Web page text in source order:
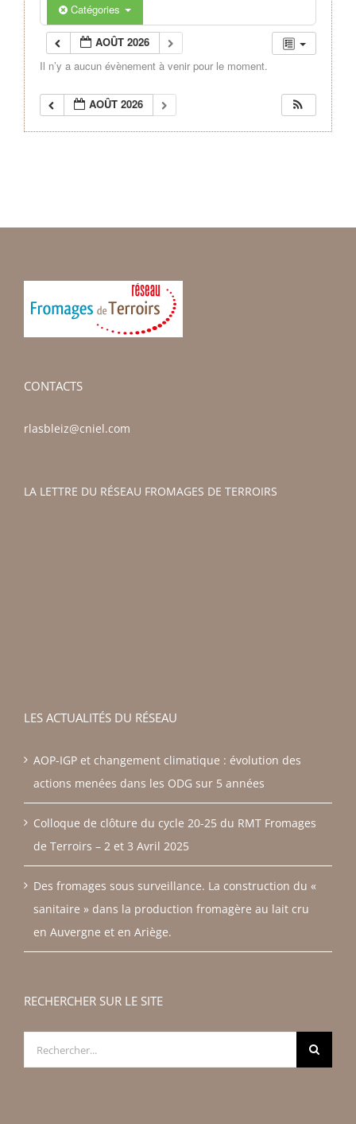
Catégories
AOÛT 2026
Il n’y a aucun évènement à venir pour le moment.
AOÛT 2026
CONTACTS
rlasbleiz@cniel.com
LA LETTRE DU RÉSEAU FROMAGES DE TERROIRS
LES ACTUALITÉS DU RÉSEAU
AOP-IGP et changement climatique : évolution des
actions menées dans les ODG sur 5 années
Colloque de clôture du cycle 20-25 du RMT Fromages
de Terroirs – 2 et 3 Avril 2025
Des fromages sous surveillance. La construction du «
sanitaire » dans la production fromagère au lait cru
en Auvergne et en Ariège.
RECHERCHER SUR LE SITE
Rechercher: